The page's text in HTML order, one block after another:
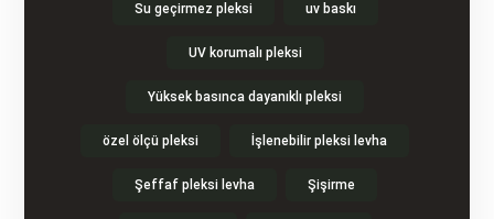
Su geçirmez pleksi uv baskı
UV korumalı pleksi
Yüksek basınca dayanıklı pleksi
özel ölçü pleksi İşlenebilir pleksi levha
Şeffaf pleksi levha Şişirme